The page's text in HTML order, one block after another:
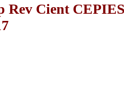
Rev Cient